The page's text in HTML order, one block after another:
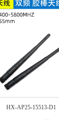
HX-AP25-15513-D1